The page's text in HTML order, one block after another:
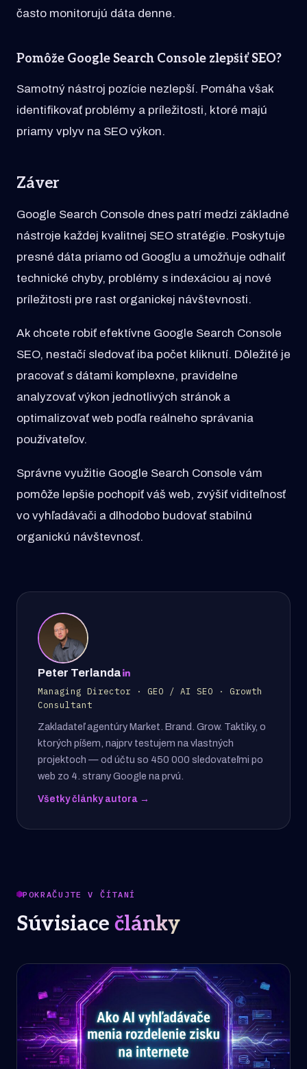
často monitorujú dáta denne.
Pomôže Google Search Console zlepšiť SEO?
Samotný nástroj pozície nezlepší. Pomáha však
identifikovať problémy a príležitosti, ktoré majú
priamy vplyv na SEO výkon.
Záver
Google Search Console dnes patrí medzi základné
nástroje každej kvalitnej SEO stratégie. Poskytuje
presné dáta priamo od Googlu a umožňuje odhaliť
technické chyby, problémy s indexáciou aj nové
príležitosti pre rast organickej návštevnosti.
Ak chcete robiť efektívne Google Search Console
SEO, nestačí sledovať iba počet kliknutí. Dôležité je
pracovať s dátami komplexne, pravidelne
analyzovať výkon jednotlivých stránok a
optimalizovať web podľa reálneho správania
používateľov.
Správne využitie Google Search Console vám
pomôže lepšie pochopiť váš web, zvýšiť viditeľnosť
vo vyhľadávači a dlhodobo budovať stabilnú
organickú návštevnosť.
Peter Terlanda
Managing Director · GEO / AI SEO · Growth
Consultant
Zakladateľ agentúry Market. Brand. Grow. Taktiky, o
ktorých píšem, najprv testujem na vlastných
projektoch — od účtu so 450 000 sledovateľmi po
web zo 4. strany Google na prvú.
Všetky články autora →
POKRAČUJTE V ČÍTANÍ
Súvisiace články